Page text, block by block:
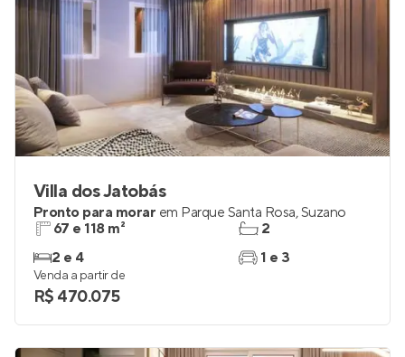
Villa dos Jatobás
Pronto para morar em Parque Santa Rosa,Suzano
67 e 118 m²
2 e 4
2
1 e 3
Venda a partir de
R$ 470.075